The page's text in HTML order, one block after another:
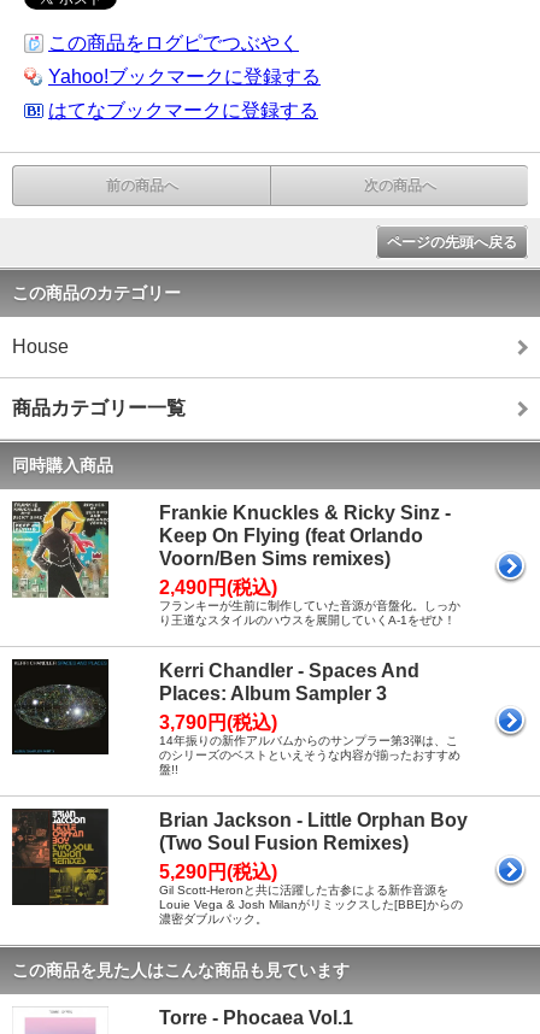
この商品をログピでつぶやく
Yahoo!ブックマークに登録する
はてなブックマークに登録する
前の商品へ 次の商品へ
ページの先頭へ戻る
この商品のカテゴリー
House
商品カテゴリー一覧
同時購入商品
Frankie Knuckles & Ricky Sinz -
Keep On Flying (feat Orlando
Voorn/Ben Sims remixes)
2,490円(税込)
フランキーが生前に制作していた音源が音盤化。しっか
り王道なスタイルのハウスを展開していくA-1をぜひ！
Kerri Chandler - Spaces And
Places: Album Sampler 3
3,790円(税込)
14年振りの新作アルバムからのサンプラー第3弾は、こ
のシリーズのベストといえそうな内容が揃ったおすすめ
盤!!
Brian Jackson - Little Orphan Boy
(Two Soul Fusion Remixes)
5,290円(税込)
Gil Scott-Heronと共に活躍した古参による新作音源を
Louie Vega & Josh Milanがリミックスした[BBE]からの
濃密ダブルパック。
この商品を見た人はこんな商品も見ています
Torre - Phocaea Vol.1